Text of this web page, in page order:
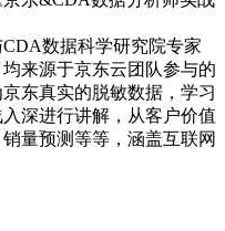
数据科学研究院专家
来源于京东云团队参与的
东真实的脱敏数据，学习
深进行讲解，从客户价值
量预测等等，涵盖互联网